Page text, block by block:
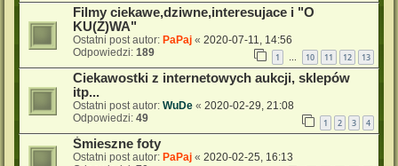
Filmy ciekawe,dziwne,interesujace i "O
KU(Ź)WA"
Ostatni post autor: PaPaj « 2020-07-11, 14:56
Odpowiedzi: 189 1 10 11 12 13
Ciekawostki z internetowych aukcji, sklepów
itp...
Ostatni post autor: WuDe « 2020-02-29, 21:08
Odpowiedzi: 49 1 2 3 4
Śmieszne foty
Ostatni post autor: PaPaj « 2020-02-25, 16:13